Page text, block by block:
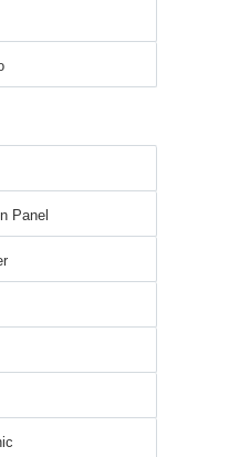
Panel